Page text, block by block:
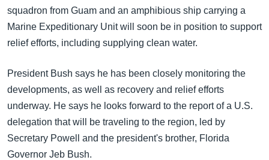
squadron from Guam and an amphibious ship carrying a
Marine Expeditionary Unit will soon be in position to support
relief efforts, including supplying clean water.
President Bush says he has been closely monitoring the
developments, as well as recovery and relief efforts
underway. He says he looks forward to the report of a U.S.
delegation that will be traveling to the region, led by
Secretary Powell and the president's brother, Florida
Governor Jeb Bush.